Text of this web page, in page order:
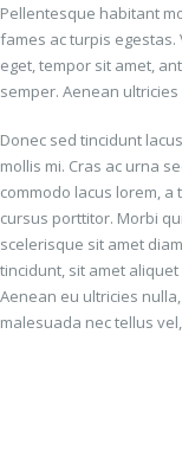
Pellentesque habitant
fames ac turpis
eget, tempor sit amet,
semper. Aenean
Donec sed tincidunt
mollis mi. Cras ac urna
commodo lacus lorem,
cursus porttitor. Morbi
scelerisque sit amet
tincidunt, sit amet
Aenean eu ultricies
malesuada nec tellus